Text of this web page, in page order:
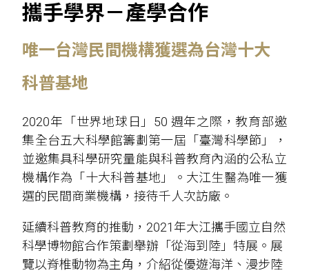
攜手學界－產學合作
唯一台灣民間機構獲選為台灣十大
科普基地
2020年「世界地球日」50 週年之際，教育部邀
集全台五大科學館籌劃第一屆「臺灣科學節」，
並邀集具科學研究量能與科普教育內涵的公私立
機構作為「十大科普基地」。大江生醫為唯一獲
選的民間商業機構，接待千人次訪廠。
延續科普教育的推動，2021年大江攜手國立自然
科學博物館合作策劃舉辦「從海到陸」特展。展
覽以脊椎動物為主角，介紹從優遊海洋、漫步陸